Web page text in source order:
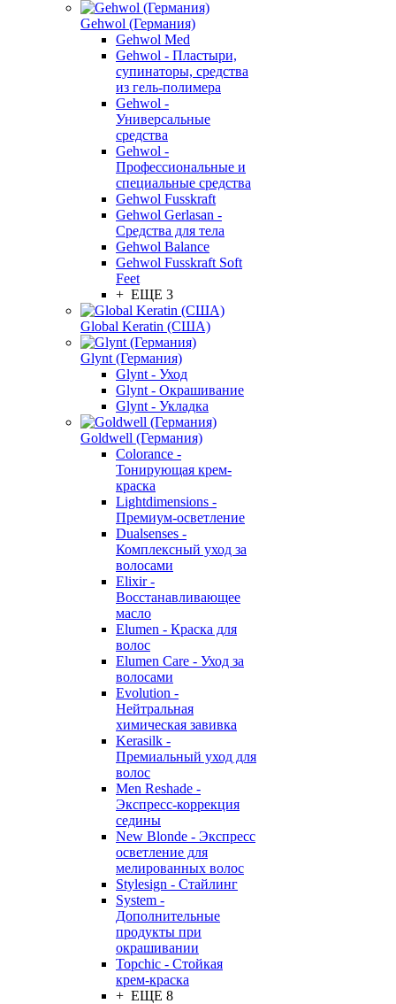
Gehwol (Германия)
Gehwol Med
Gehwol - Пластыри,
супинаторы, средства
из гель-полимера
Gehwol -
Универсальные
средства
Gehwol -
Профессиональные и
специальные средства
Gehwol Fusskraft
Gehwol Gerlasan -
Средства для тела
Gehwol Balance
Gehwol Fusskraft Soft
Feet
+ ЕЩЕ 3
Global Keratin (США)
Glynt (Германия)
Glynt - Уход
Glynt - Окрашивание
Glynt - Укладка
Goldwell (Германия)
Colorance -
Тонирующая крем-
краска
Lightdimensions -
Премиум-осветление
Dualsenses -
Комплексный уход за
волосами
Elixir -
Восстанавливающее
масло
Elumen - Краска для
волос
Elumen Care - Уход за
волосами
Evolution -
Нейтральная
химическая завивка
Kerasilk -
Премиальный уход для
волос
Men Reshade -
Экспресс-коррекция
седины
New Blonde - Экспресс
осветление для
мелированных волос
Stylesign - Стайлинг
System -
Дополнительные
продукты при
окрашивании
Topchic - Стойкая
крем-краска
+ ЕЩЕ 8